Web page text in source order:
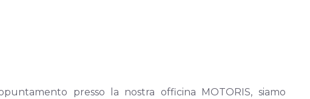
presso la nostra officina MOTORIS, siamo